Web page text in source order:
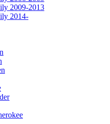
2009-2013
2014-